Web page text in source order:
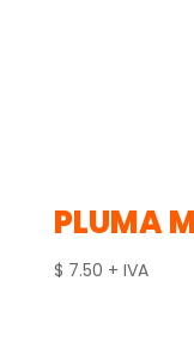
PLUMA
$ 7.50 + IVA